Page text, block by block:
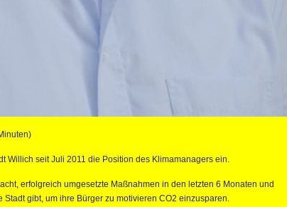
Willich seit Juli 2011 die Position des Klimamanagers ein.
erfolgreich umgesetzte Maßnahmen in den letzten 6 Monaten und
gibt, um ihre Bürger zu motivieren CO2 einzusparen.